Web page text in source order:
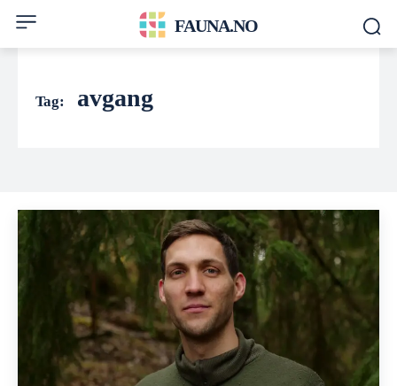
FAUNA.NO
Tag: avgang